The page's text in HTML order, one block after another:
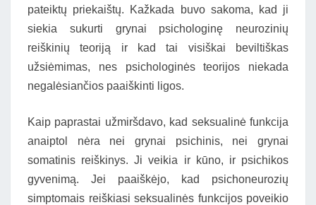
pateiktų priekaištų. Kažkada buvo sakoma, kad ji
siekia sukurti grynai psichologinę neurozinių
reiškinių teoriją ir kad tai visiškai beviltiškas
užsiėmimas, nes psichologinės teorijos niekada
negalėsiančios paaiškinti ligos.
Kaip paprastai užmiršdavo, kad seksualinė funkcija
anaiptol nėra nei grynai psichinis, nei grynai
somatinis reiškinys. Ji veikia ir kūno, ir psichikos
gyvenimą. Jei paaiškėjo, kad psichoneurozių
simptomais reiškiasi seksualinės funkcijos poveikio